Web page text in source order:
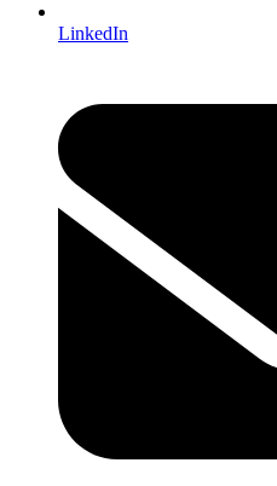
LinkedIn